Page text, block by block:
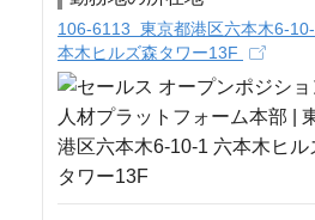
106-6113 東京都港区六本木6-
本木ヒルズ森タワー13F